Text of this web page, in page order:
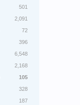
501
2,091
72
396
6,548
2,168
105
328
187